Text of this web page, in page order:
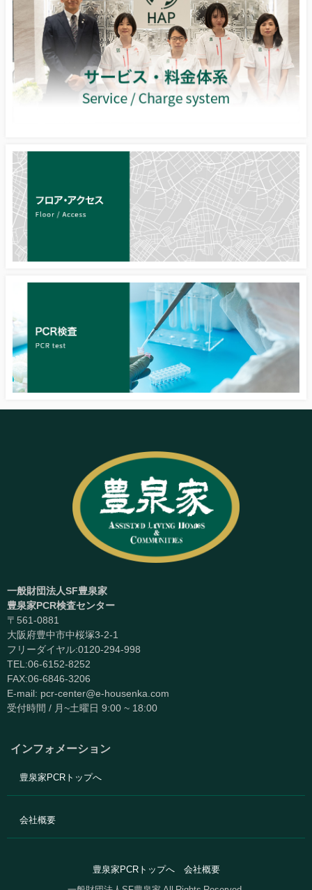
一般財団法人SF豊泉家
豊泉家PCR検査センター
〒561-0881
大阪府豊中市中桜塚3-2-1
フリーダイヤル:0120-294-998
TEL:06-6152-8252
FAX:06-6846-3206
E-mail: pcr-center@e-housenka.com
受付時間 / 月~土曜日 9:00 ~ 18:00
インフォメーション
豊泉家PCRトップへ
会社概要
豊泉家PCRトップへ 会社概要